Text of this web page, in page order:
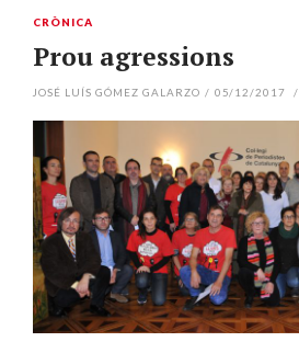
CRÒNICA
Prou agressions
JOSÉ LUÍS GÓMEZ GALARZO / 05/12/2017 /